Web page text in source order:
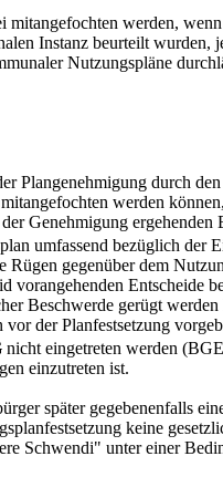
mitangefochten werden,
Instanz beurteilt wurden,
Nutzungspläne
Plangenehmigung durch
werden
Genehmigung ergehenden
umfassend bezüglich der
gegenüber dem
vorangehenden Entscheide
Beschwerde gerügt
der Planfestsetzung
nicht eingetreten werden (BGE
einzutreten ist.
später gegebenenfalls
keine
Schwendi" unter einer